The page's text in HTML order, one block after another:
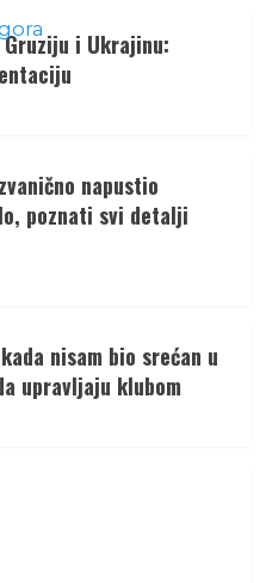
i Ukrajinu:
napustio
poznati svi detalji
nisam bio srećan u
upravljaju klubom